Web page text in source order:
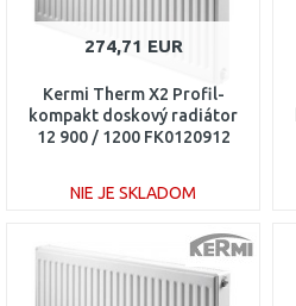
274,71 EUR
Kermi Therm X2 Profil-
kompakt doskový radiátor
12 900 / 1200 FK0120912
NIE JE SKLADOM
DO KOŠÍKA